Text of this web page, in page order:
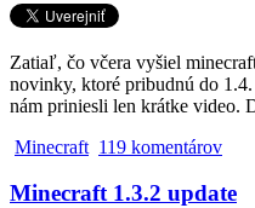
Zatiaľ, čo včera vyšiel
novinky, ktoré pribudnú do
nám priniesli len krátke
Minecraft 119 komentárov
Minecraft 1.3.2 update